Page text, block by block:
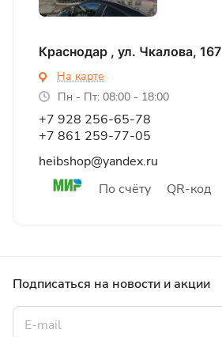
Краснодар , ул. Чкалова, 167
На карте
Пн - Пт: 08:00 - 18:00
+7 928 256-65-78
+7 861 259-77-05
heibshop@yandex.ru
По счёту
QR-код
Подписаться на новости и акции